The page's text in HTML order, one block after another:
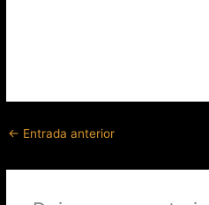
← Entrada anterior